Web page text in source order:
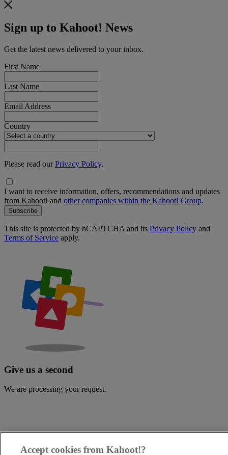
Sign up to Kahoot! News
Get the latest news delivered to your inbox.
First Name
Last Name
Email Address
Country
Please read ourPrivacy Policy.
I want to receive information, offers, recommendations and updates
from Kahoot! and other companies within the Kahoot! Group.
Subscribe
This site is protected by hCAPTCHA and its Privacy Policy and
Terms of Service apply.
Give us a second
We are processing your request.
Accept cookies from Kahoot!?